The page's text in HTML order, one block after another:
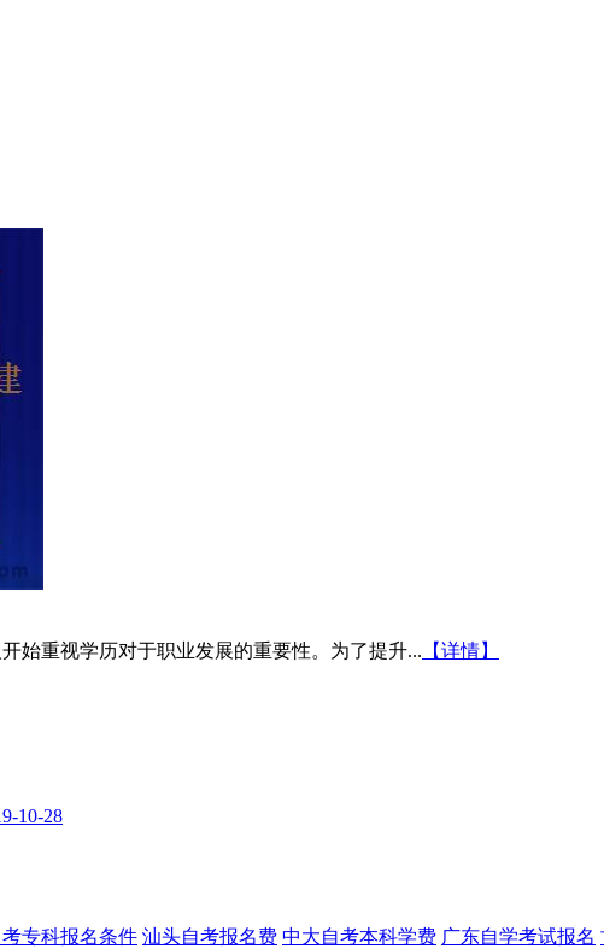
始重视学历对于职业发展的重要性。为了提升... 【详情】
10-28
考专科报名条件 汕头自考报名费 中大自考本科学费 广东自学考试报名